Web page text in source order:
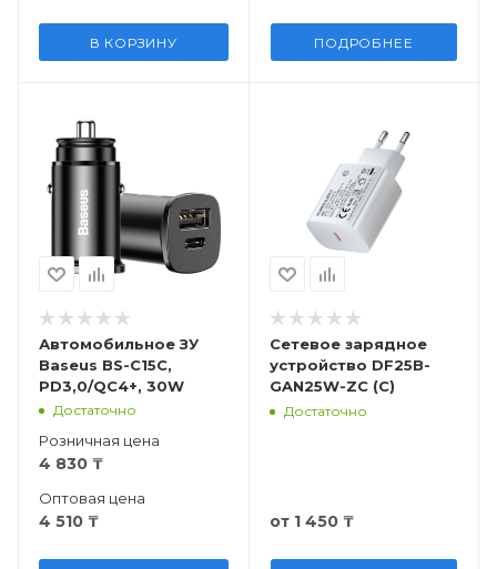
В КОРЗИНУ ПОДРОБНЕЕ
Автомобильное ЗУ
Baseus BS-C15C,
PD3,0/QC4+, 30W
Достаточно
Розничная цена
4 830 ₸
Оптовая цена
4 510 ₸
Сетевое зарядное
устройство DF25B-
GAN25W-ZC (C)
Достаточно
от 1 450 ₸